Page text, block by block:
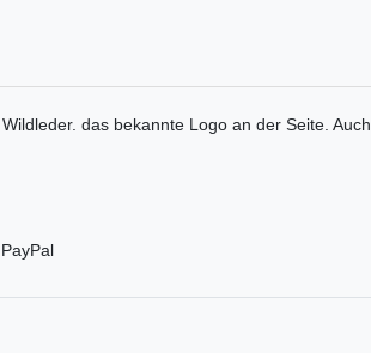
das bekannte Logo an der Seite. Auch